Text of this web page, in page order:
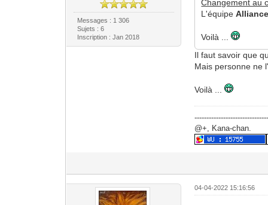
Messages : 1 306
Sujets : 6
Inscription : Jan 2018
Changement au
L'équipe
Voilà ...
Il faut savoir que
Mais personne ne
Voilà ...
@+, Kana-chan.
04-04-2022 15:16:56